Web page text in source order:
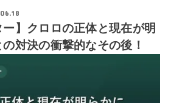
ー】クロロの正体と現在が明
対決の衝撃的なその後！